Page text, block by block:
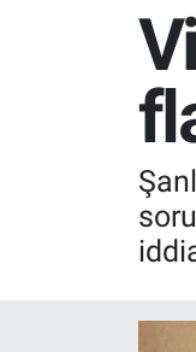
İzmir Namaz
İzmir Trafik
Süper Lig
Tüm